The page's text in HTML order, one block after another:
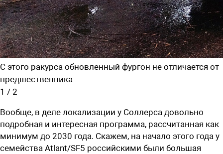
С этого ракурса обновленный фургон не отличается от
предшественника
1 / 2
Вообще, в деле локализации у Соллерса довольно
подробная и интересная программа, рассчитанная как
минимум до 2030 года. Скажем, на начало этого года у
семейства Atlant/SF5 российскими были большая